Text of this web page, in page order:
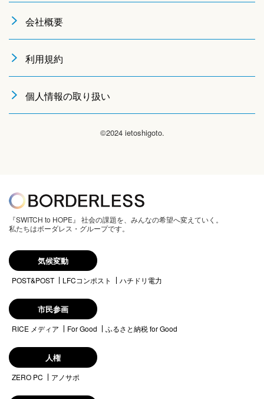
会社概要
利用規約
個人情報の取り扱い
©2024 ietoshigoto.
『SWITCH to HOPE』 社会の課題を、みんなの希望へ変えていく。
私たちはボーダレス・グループです。
気候変動
POST&POST LFCコンポスト ハチドリ電力
市民参画
RICE メディア For Good ふるさと納税 for Good
人権
ZERO PC アノサポ